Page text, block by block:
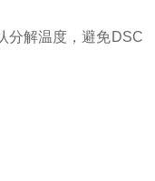
解温度，避免DSC